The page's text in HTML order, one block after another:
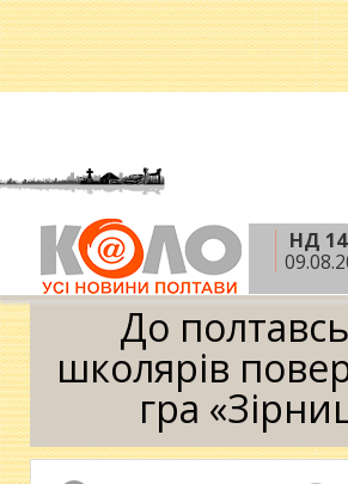
НД
Головна » Новини » Освіта »
школярів повернеться гра
До
школярів
гра